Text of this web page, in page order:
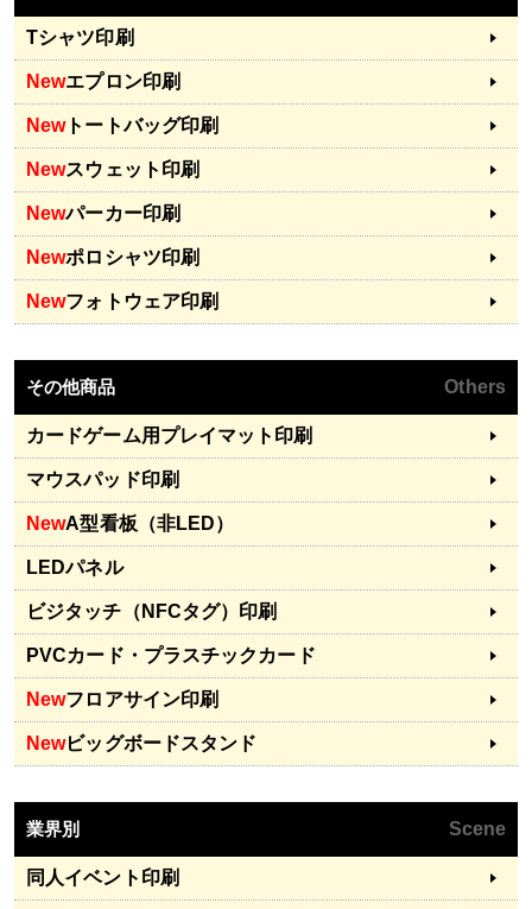
Tシャツ印刷
Newエプロン印刷
Newトートバッグ印刷
Newスウェット印刷
Newパーカー印刷
Newポロシャツ印刷
Newフォトウェア印刷
その他商品 Others
カードゲーム用プレイマット印刷
マウスパッド印刷
NewA型看板（非LED）
LEDパネル
ビジタッチ（NFCタグ）印刷
PVCカード・プラスチックカード
Newフロアサイン印刷
Newビッグボードスタンド
業界別 Scene
同人イベント印刷